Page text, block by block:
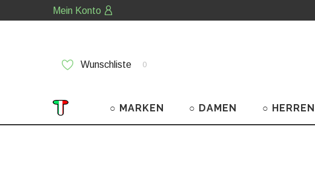
Mein Konto
Wunschliste 0
○ MARKEN ○ DAMEN ○ HERREN